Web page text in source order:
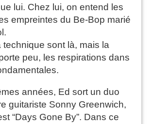
lui. Chez lui, on entend les
empreintes du Be-Bop marié
technique sont là, mais la
peu, les respirations dans
années, Ed sort un duo
guitariste Sonny Greenwich,
“Days Gone By”. Dans ce